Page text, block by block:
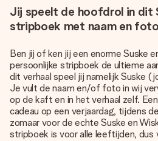
Jij speelt de hoofdrol in dit
stripboek met naam en foto
Ben jij of ken jij een enorme Suske
persoonlijke stripboek de ultieme
dit verhaal speel jij namelijk Suske
Je vult de naam en/of foto in wij
op de kaft en in het verhaal zelf.
cadeau op een verjaardag, tijdens
zomaar voor de echte Suske en
stripboek is voor alle leeftijden, dus